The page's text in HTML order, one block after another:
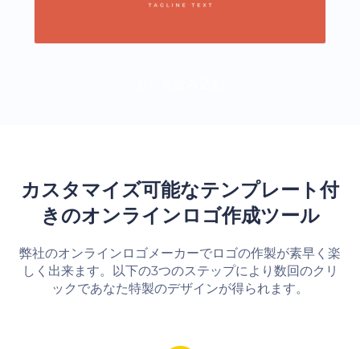
カスタマイズ可能なテンプレート付
きのオンラインロゴ作成ツール
弊社のオンラインロゴメーカーでロゴの作製が素早く楽
しく出来ます。以下の3つのステップにより数回のクリ
ックであなた特製のデザインが得られます。